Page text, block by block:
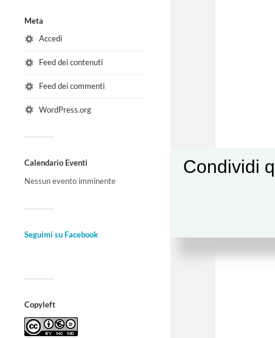
Meta
Accedi
Feed dei contenuti
Feed dei commenti
WordPress.org
Calendario Eventi
Nessun evento imminente
Seguimi su Facebook
Copyleft
Condividi